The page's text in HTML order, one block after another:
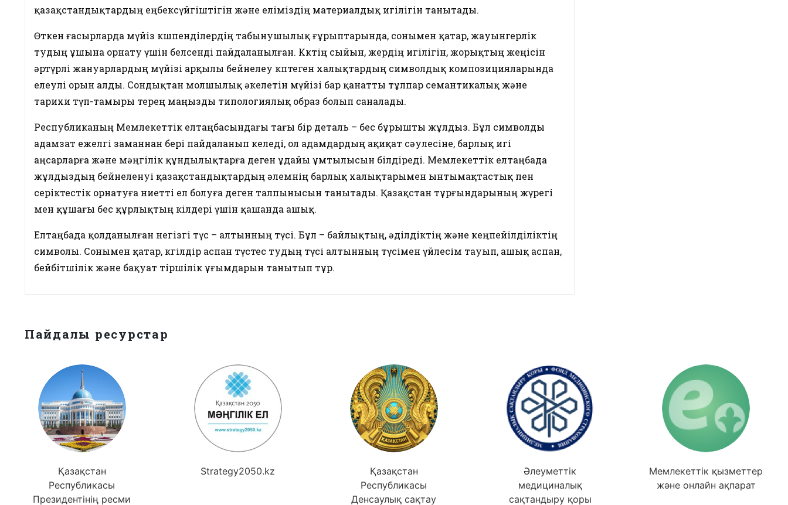
қазақстандықтардың еңбексүйгіштігін және еліміздің материалдық игілігін танытады.
Өткен ғасырларда мүйіз көшпенділердің табынушылық ғұрыптарында, сонымен қатар, жауынгерлік
тудың ұшына орнату үшін белсенді пайдаланылған. Көктің сыйын, жердің игілігін, жорықтың жеңісін
әртүрлі жануарлардың мүйізі арқылы бейнелеу көптеген халықтардың символдық композицияларында
елеулі орын алды. Сондықтан молшылық әкелетін мүйізі бар қанатты тұлпар семантикалық және
тарихи түп-тамыры терең маңызды типологиялық образ болып саналады.
Республиканың Мемлекеттік елтаңбасындағы тағы бір деталь – бес бұрышты жұлдыз. Бұл символды
адамзат ежелгі заманнан бері пайдаланып келеді, ол адамдардың ақиқат сәулесіне, барлық игі
аңсарларға және мәңгілік құндылықтарға деген ұдайы ұмтылысын білдіреді. Мемлекеттік елтаңбада
жұлдыздың бейнеленуі қазақстандықтардың әлемнің барлық халықтарымен ынтымақтастық пен
серіктестік орнатуға ниетті ел болуға деген талпынысын танытады. Қазақстан тұрғындарының жүрегі
мен құшағы бес құрлықтың өкілдері үшін қашанда ашық.
Елтаңбада қолданылған негізгі түс – алтынның түсі. Бұл – байлықтың, әділдіктің және кеңпейілділіктің
символы. Сонымен қатар, көгілдір аспан түстес тудың түсі алтынның түсімен үйлесім тауып, ашық аспан,
бейбітшілік және бақуат тіршілік ұғымдарын танытып тұр.
Пайдалы ресурстар
Қазақстан
Республикасы
Президентінің ресми
Strategy2050.kz
Қазақстан
Республикасы
Денсаулық сақтау
Әлеуметтік
медициналық
сақтандыру қоры
Мемлекеттік қызметтер
және онлайн ақпарат